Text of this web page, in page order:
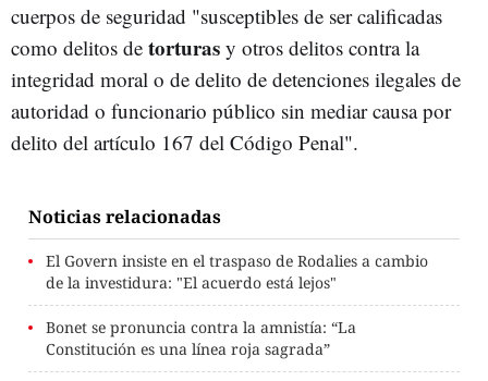
cuerpos de seguridad "susceptibles de ser calificadas
como delitos de torturas y otros delitos contra la
integridad moral o de delito de detenciones ilegales de
autoridad o funcionario público sin mediar causa por
delito del artículo 167 del Código Penal".
Noticias relacionadas
El Govern insiste en el traspaso de Rodalies a cambio
de la investidura: "El acuerdo está lejos"
Bonet se pronuncia contra la amnistía: “La
Constitución es una línea roja sagrada”